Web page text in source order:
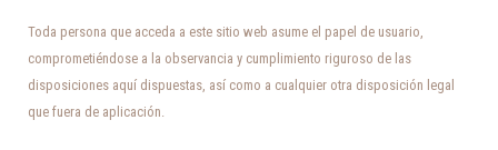
Toda persona que acceda a este sitio web asume el papel de usuario,
comprometiéndose a la observancia y cumplimiento riguroso de las
disposiciones aquí dispuestas, así como a cualquier otra disposición legal
que fuera de aplicación.